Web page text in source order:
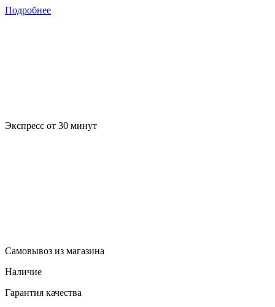
Подробнее
Экспресс от 30 минут
Самовывоз из магазина
Наличие
Гарантия качества